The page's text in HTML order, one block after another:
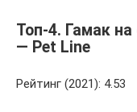
Топ-4. Гамак
— Pet Line
Рейтинг (2021): 4.53